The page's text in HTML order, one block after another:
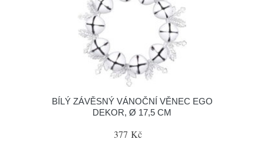
BÍLÝ ZÁVĚSNÝ VÁNOČNÍ VĚNEC EGO
DEKOR, Ø 17,5 CM
377 Kč